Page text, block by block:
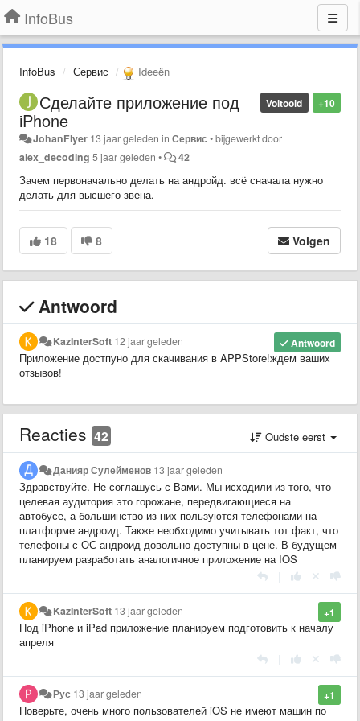
InfoBus
InfoBus Сервис Ideeën
+10
Voltooid
Сделайте приложение под
iPhone
JohanFlyer 13 jaar geleden inСервис •bijgewerkt door
alex_decoding 5 jaar geleden • 42
Зачем первоначально делать на андройд. всё сначала нужно
делать для высшего звена.
18 8 Volgen
Antwoord
Antwoord
KazInterSoft 12 jaar geleden
Приложение достпуно для скачивания в APPStore!ждем ваших
отзывов!
Reacties 42 Oudste eerst
Данияр Сулейменов 13 jaar geleden
Здравствуйте. Не соглашусь с Вами. Мы исходили из того, что
целевая аудитория это горожане, передвигающиеся на
автобусе, а большинство из них пользуются телефонами на
платформе андроид. Также необходимо учитывать тот факт, что
телефоны с ОС андроид довольно доступны в цене. В будущем
планируем разработать аналогичное приложение на IOS
+1
KazInterSoft 13 jaar geleden
Под iPhone и iPad приложение планируем подготовить к началу
апреля
+1
Рус 13 jaar geleden
Поверьте, очень много пользователей iOS не имеют машин по